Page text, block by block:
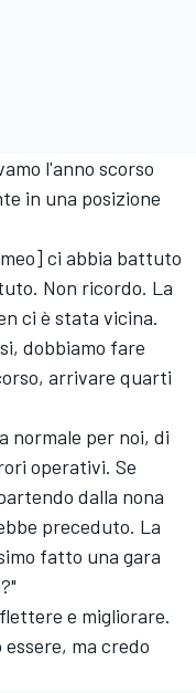
l'anno scorso
in una posizione
ci abbia battuto
Non ricordo. La
ci è stata vicina.
dobbiamo fare
arrivare quarti
normale per noi, di
operativi. Se
dalla nona
preceduto. La
fatto una gara
e migliorare.
ma credo